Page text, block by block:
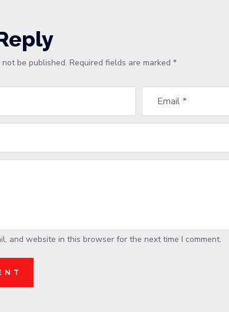
be published. Required fields are marked *
and website in this browser for the next time I comment.